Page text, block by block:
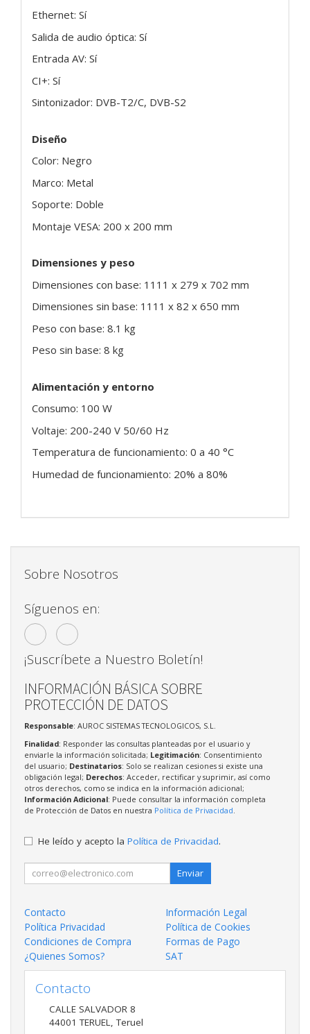
Ethernet: Sí
Salida de audio óptica: Sí
Entrada AV: Sí
CI+: Sí
Sintonizador: DVB-T2/C, DVB-S2
Diseño
Color: Negro
Marco: Metal
Soporte: Doble
Montaje VESA: 200 x 200 mm
Dimensiones y peso
Dimensiones con base: 1111 x 279 x 702 mm
Dimensiones sin base: 1111 x 82 x 650 mm
Peso con base: 8.1 kg
Peso sin base: 8 kg
Alimentación y entorno
Consumo: 100 W
Voltaje: 200-240 V 50/60 Hz
Temperatura de funcionamiento: 0 a 40 °C
Humedad de funcionamiento: 20% a 80%
Sobre Nosotros
Síguenos en:
¡Suscríbete a Nuestro Boletín!
INFORMACIÓN BÁSICA SOBRE
PROTECCIÓN DE DATOS
Responsable: AUROC SISTEMAS TECNOLOGICOS, S.L.
Finalidad: Responder las consultas planteadas por el usuario y
enviarle la información solicitada; Legitimación: Consentimiento
del usuario; Destinatarios: Solo se realizan cesiones si existe una
obligación legal; Derechos: Acceder, rectificar y suprimir, así como
otros derechos, como se indica en la información adicional;
Información Adicional: Puede consultar la información completa
de Protección de Datos en nuestra Política de Privacidad.
He leído y acepto la Política de Privacidad.
Enviar
Contacto
Información Legal
Política Privacidad
Política de Cookies
Condiciones de Compra
Formas de Pago
¿Quienes Somos?
SAT
Contacto
CALLE SALVADOR 8
44001 TERUEL,Teruel